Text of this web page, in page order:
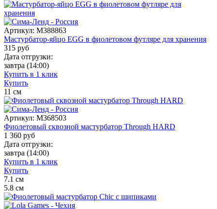
Артикул: M388863
Мастурбатор-яйцо EGG в фиолетовом футляре для хранения
315 руб
Дата отгрузки:
завтра (14:00)
Купить в 1 клик
Купить
11 см
Артикул: M368503
Фиолетовый сквозной мастурбатор Through HARD
1 360 руб
Дата отгрузки:
завтра (14:00)
Купить в 1 клик
Купить
7.1 см
5.8 см